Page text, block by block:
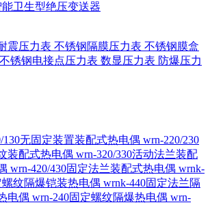
能卫生型绝压变送器
震压力表 不锈钢隔膜压力表 不锈钢膜盒
不锈钢电接点压力表 数显压力表 防爆压力
130无固定装置装配式热电偶 wrn-220/230
装配式热电偶 wrn-320/330活动法兰装配
wrn-420/430固定法兰装配式热电偶 wrnk-
螺纹隔爆铠装热电偶 wrnk-440固定法兰隔
电偶 wrn-240固定螺纹隔爆热电偶 wrn-